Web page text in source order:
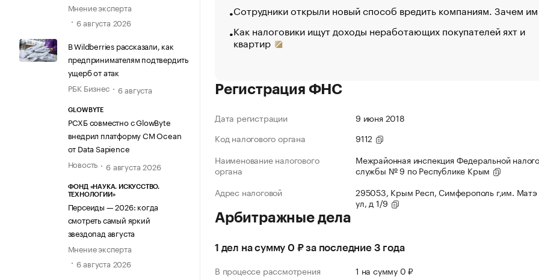
Мнение эксперта
6 августа 2026
В Wildberries рассказали, как
предпринимателям подтвердить
ущерб от атак
РБК Бизнес
6 августа
GLOWBYTE
РСХБ совместно с GlowByte
внедрил платформу CM Ocean
от Data Sapience
Новость
6 августа 2026
ФОНД «НАУКА. ИСКУССТВО.
ТЕХНОЛОГИИ»
Персеиды — 2026: когда
смотреть самый яркий
звездопад августа
Мнение эксперта
6 августа 2026
Сотрудники открыли новый способ вредить компаниям. Зачем
Как налоговики ищут доходы неработающих покупателей яхт и
квартир
Регистрация ФНС
Дата регистрации
9 июня 2018
Код налогового органа
9112
Наименование налогового
органа
Межрайонная инспекция Федеральной
службы № 9 по Республике Крым
Адрес налоговой
295053, Крым Респ, Симферополь г,им. Матэ
ул, д 1/9
Арбитражные дела
1 дел на сумму 0 ₽ за последние 3 года
В процессе рассмотрения
1 на сумму 0 ₽